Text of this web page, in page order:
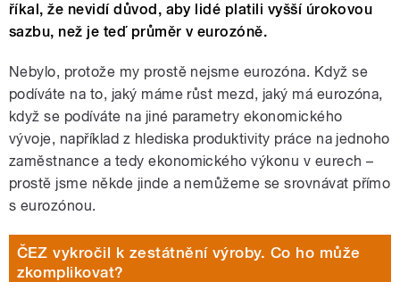
říkal, že nevidí důvod, aby lidé platili vyšší úrokovou
sazbu, než je teď průměr v eurozóně.
Nebylo, protože my prostě nejsme eurozóna. Když se
podíváte na to, jaký máme růst mezd, jaký má eurozóna,
když se podíváte na jiné parametry ekonomického
vývoje, například z hlediska produktivity práce na jednoho
zaměstnance a tedy ekonomického výkonu v eurech –
prostě jsme někde jinde a nemůžeme se srovnávat přímo
s eurozónou.
ČEZ vykročil k zestátnění výroby. Co ho může
zkomplikovat?